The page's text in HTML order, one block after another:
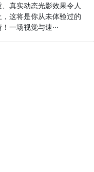
真实动态光影效果令人
，这将是你从未体验过的
一场视觉与速···